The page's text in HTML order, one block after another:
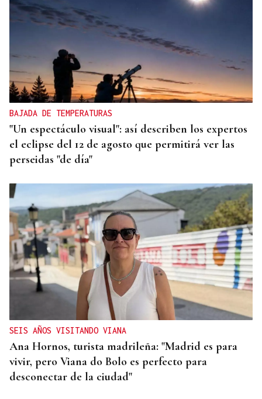
BAJADA DE TEMPERATURAS
"Un espectáculo visual": así describen los expertos
el eclipse del 12 de agosto que permitirá ver las
perseidas "de día"
SEIS AÑOS VISITANDO VIANA
Ana Hornos, turista madrileña: "Madrid es para
vivir, pero Viana do Bolo es perfecto para
desconectar de la ciudad"